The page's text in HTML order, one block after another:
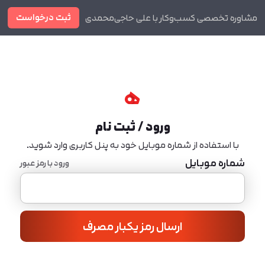
مشاوره تخصصی کسب‌وکار با علی حاجی‌محمدی ثبت درخواست
ورود / ثبت نام
با استفاده از شماره موبایل خود به پنل کاربری وارد شوید.
شماره موبایل ورود با رمز عبور
ارسال رمز یکبار مصرف